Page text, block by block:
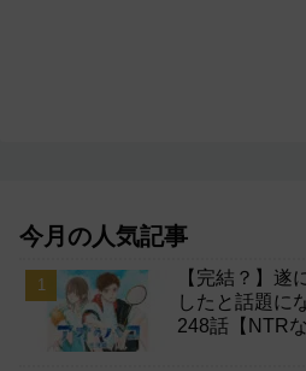
今月の人気記事
【完結？】遂
したと話題に
248話【NTRな